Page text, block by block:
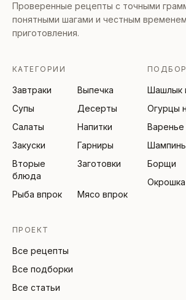
Проверенные рецепты с точными
понятными шагами и честным временем
приготовления.
КАТЕГОРИИ
Завтраки
Выпечка
Супы
Десерты
Салаты
Напитки
Закуски
Гарниры
Вторые
блюда
Заготовки
Рыба впрок Мясо впрок
Шашлык
Огурцы
Борщи
Окрошка
ПРОЕКТ
Все рецепты
Все подборки
Все статьи